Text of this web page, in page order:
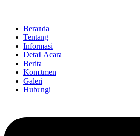
Beranda
Tentang
Informasi
Detail Acara
Berita
Komitmen
Galeri
Hubungi